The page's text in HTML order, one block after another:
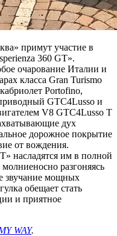
примут участие в
360 GT».
очарование Италии и
класса Gran Turismo
Portofino,
GTC4Lusso и
V8 GTC4Lusso T
дух
дорожное покрытие
от вождения.
насладятся им в полной
разгоняясь
звучание мощных
обещает стать
и приятное
WAY.